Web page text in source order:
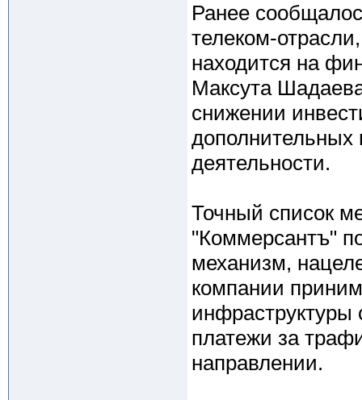
Ранее
телеком-
находится на
Максута
снижении
деятельности.
Точный список
"Коммерсантъ"
механизм,
компании
инфраструктуры
платежи за
направлении.